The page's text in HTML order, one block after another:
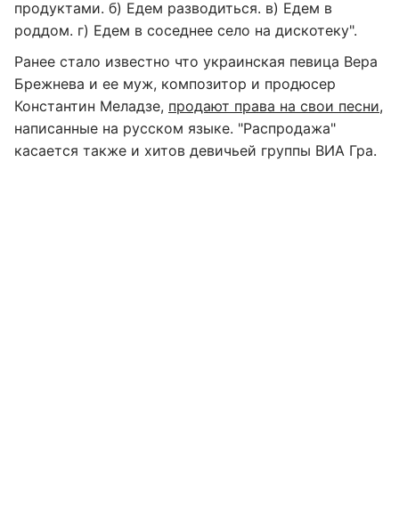
продуктами. б) Едем разводиться. в) Едем в
роддом. г) Едем в соседнее село на дискотеку".
Ранее стало известно что украинская певица Вера
Брежнева и ее муж, композитор и продюсер
Константин Меладзе, продают права на свои песни,
написанные на русском языке. "Распродажа"
касается также и хитов девичьей группы ВИА Гра.